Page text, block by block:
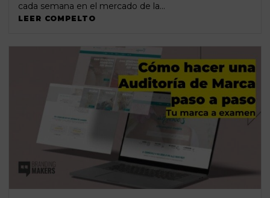
cada semana en el mercado de la…
LEER COMPELTO